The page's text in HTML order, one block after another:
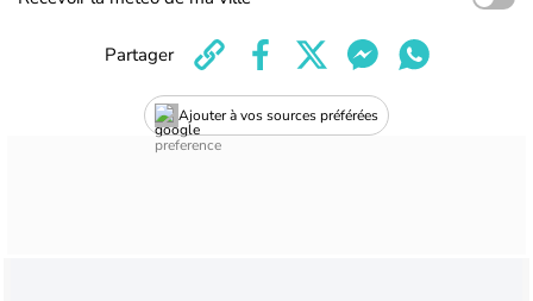
Ajouter à vos sources préférées
Partager